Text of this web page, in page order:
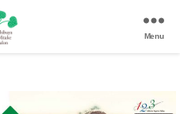
竹
Menu